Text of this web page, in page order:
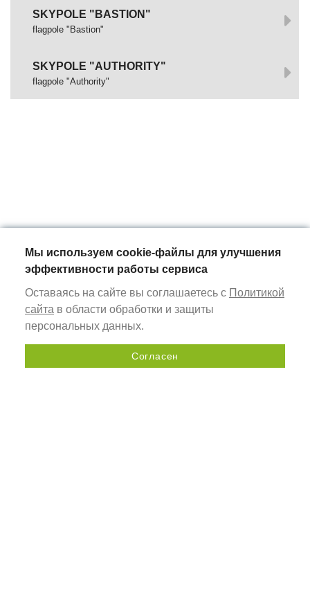
SKYPOLE "BASTION"
flagpole "Bastion"
SKYPOLE "AUTHORITY"
flagpole "Authority"
Send a request
Мы используем cookie-файлы для улучшения
эффективности работы сервиса
Оставаясь на сайте вы соглашаетесь с Политикой
сайта в области обработки и защиты
персональных данных.
Согласен